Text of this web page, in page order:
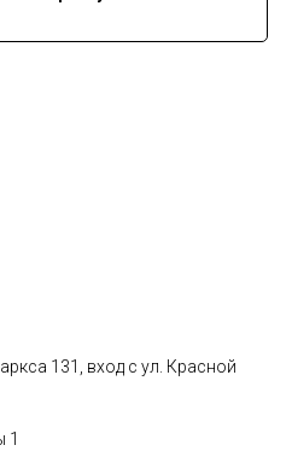
131, вход с ул. Красной
1